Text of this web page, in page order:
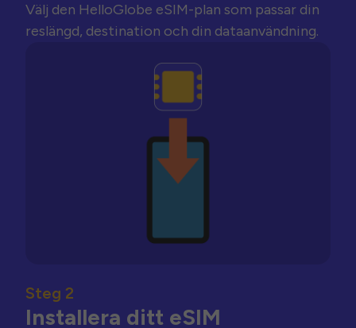
Välj den HelloGlobe eSIM-plan som passar din
reslängd, destination och din dataanvändning.
Steg 2
Installera ditt eSIM